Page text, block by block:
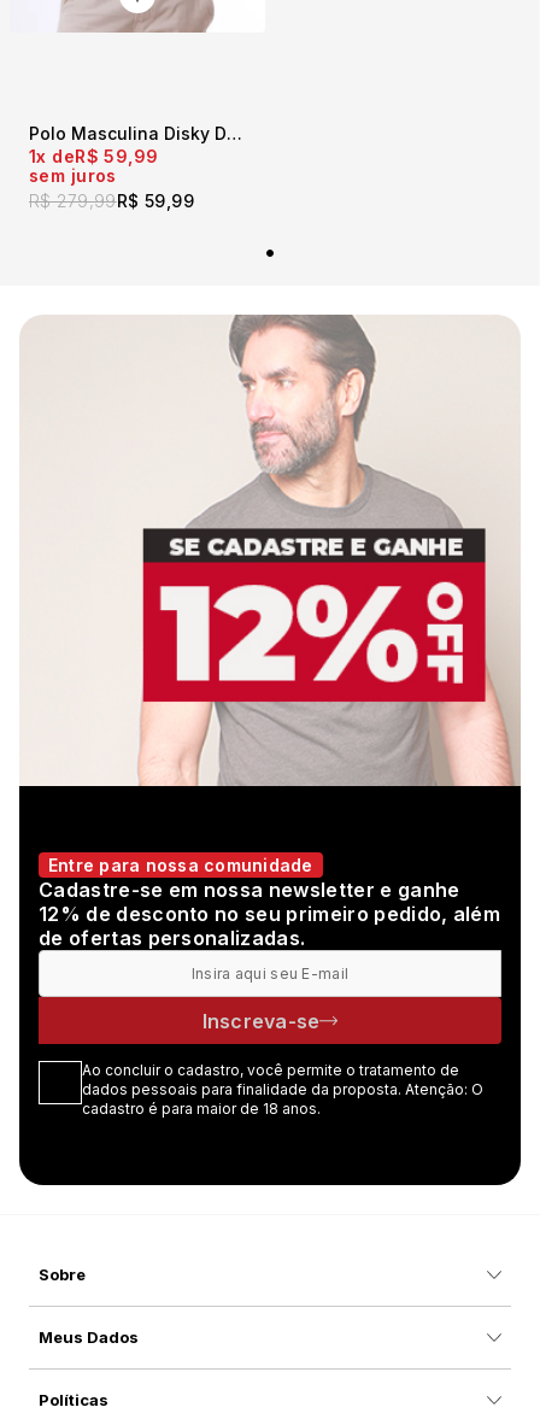
Polo Masculina Disky Denim Supply Branco
R$ 279,99R$ 59,99
1x
R$ 59,99
sem juros
Entre para nossa comunidade
Cadastre-se em nossa newsletter e ganhe
12% de desconto no seu primeiro pedido, além
de ofertas personalizadas.
Inscreva-se
Ao concluir o cadastro, você permite o tratamento de
dados pessoais para finalidade da proposta. Atenção: O
cadastro é para maior de 18 anos.
Sobre
Meus Dados
Políticas